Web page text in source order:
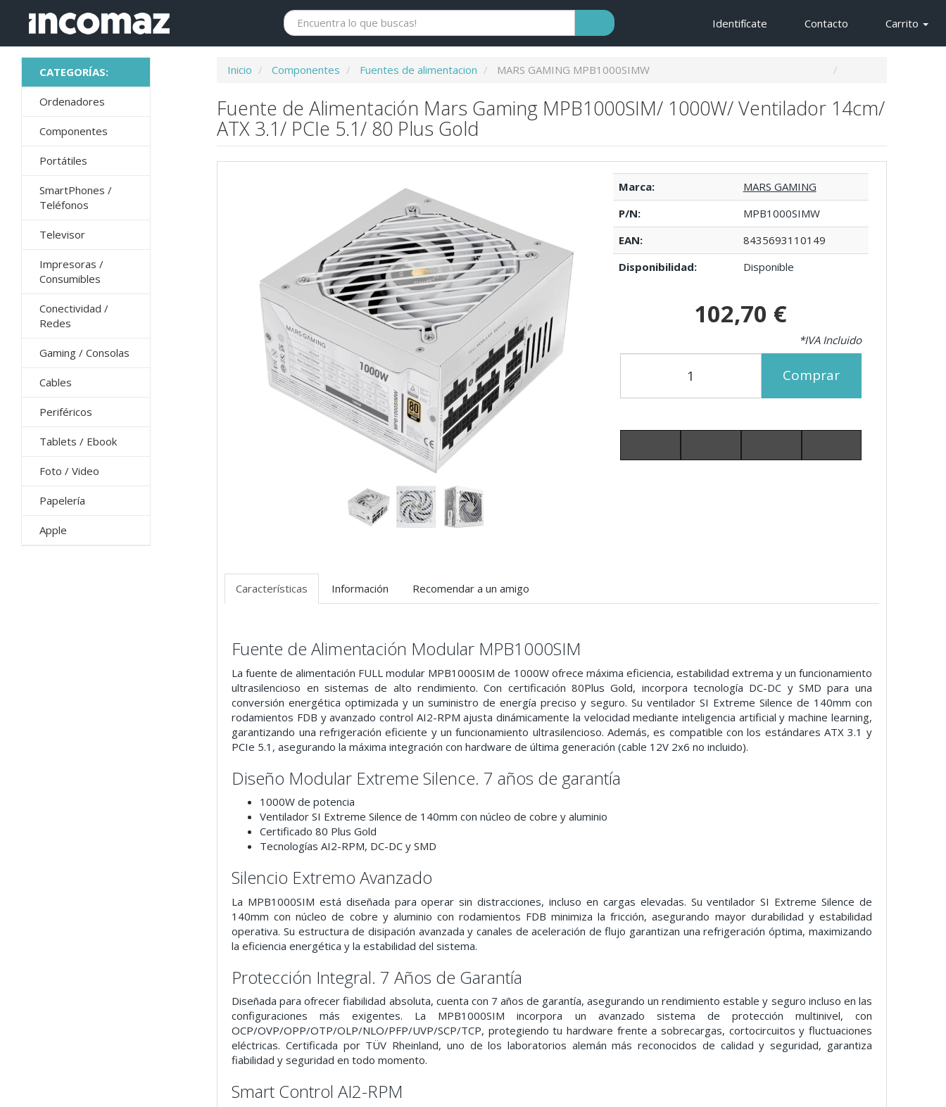
Identifícate Contacto Carrito
Ordenadores
Componentes
Portátiles
SmartPhones /
Teléfonos
Televisor
Impresoras /
Consumibles
Conectividad /
Redes
Gaming / Consolas
Cables
Periféricos
Tablets / Ebook
Foto / Video
Papelería
Apple
Inicio Componentes Fuentes de alimentacion MARS GAMING MPB1000SIMW
Fuente de Alimentación Mars Gaming MPB1000SIM/ 1000W/ Ventilador 14cm/
ATX 3.1/ PCIe 5.1/ 80 Plus Gold
Marca:
MARS GAMING
P/N:
MPB1000SIMW
EAN:
8435693110149
Disponibilidad:
Disponible
102,70 €
*IVA Incluido
Comprar
Características Información Recomendar a un amigo
Fuente de Alimentación Modular MPB1000SIM
La fuente de alimentación FULL modular MPB1000SIM de 1000W ofrece máxima eficiencia, estabilidad extrema y un funcionamiento
ultrasilencioso en sistemas de alto rendimiento. Con certificación 80Plus Gold, incorpora tecnología DC-DC y SMD para una
conversión energética optimizada y un suministro de energía preciso y seguro. Su ventilador SI Extreme Silence de 140mm con
rodamientos FDB y avanzado control AI2-RPM ajusta dinámicamente la velocidad mediante inteligencia artificial y machine learning,
garantizando una refrigeración eficiente y un funcionamiento ultrasilencioso. Además, es compatible con los estándares ATX 3.1 y
PCIe 5.1, asegurando la máxima integración con hardware de última generación (cable 12V 2x6 no incluido).
Diseño Modular Extreme Silence. 7 años de garantía
1000W de potencia
Ventilador SI Extreme Silence de 140mm con núcleo de cobre y aluminio
Certificado 80 Plus Gold
Tecnologías AI2-RPM, DC-DC y SMD
Silencio Extremo Avanzado
La MPB1000SIM está diseñada para operar sin distracciones, incluso en cargas elevadas. Su ventilador SI Extreme Silence de
140mm con núcleo de cobre y aluminio con rodamientos FDB minimiza la fricción, asegurando mayor durabilidad y estabilidad
operativa. Su estructura de disipación avanzada y canales de aceleración de flujo garantizan una refrigeración óptima, maximizando
la eficiencia energética y la estabilidad del sistema.
Protección Integral. 7 Años de Garantía
Diseñada para ofrecer fiabilidad absoluta, cuenta con 7 años de garantía, asegurando un rendimiento estable y seguro incluso en las
configuraciones más exigentes. La MPB1000SIM incorpora un avanzado sistema de protección multinivel, con
OCP/OVP/OPP/OTP/OLP/NLO/PFP/UVP/SCP/TCP, protegiendo tu hardware frente a sobrecargas, cortocircuitos y fluctuaciones
eléctricas. Certificada por TÜV Rheinland, uno de los laboratorios alemán más reconocidos de calidad y seguridad, garantiza
fiabilidad y seguridad en todo momento.
Smart Control AI2-RPM